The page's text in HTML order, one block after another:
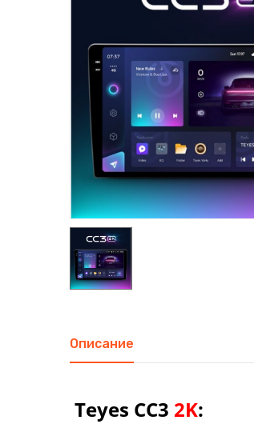
Описание
Teyes CC3 2K: